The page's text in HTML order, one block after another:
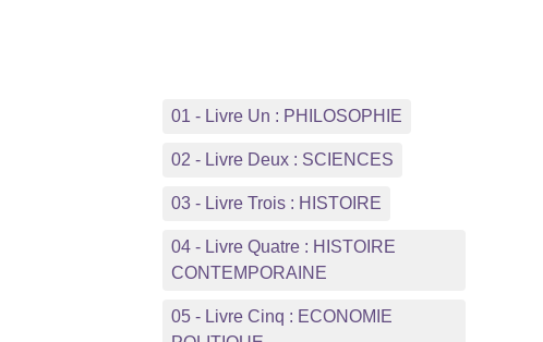
01 - Livre Un : PHILOSOPHIE
02 - Livre Deux : SCIENCES
03 - Livre Trois : HISTOIRE
04 - Livre Quatre : HISTOIRE
CONTEMPORAINE
05 - Livre Cinq : ECONOMIE